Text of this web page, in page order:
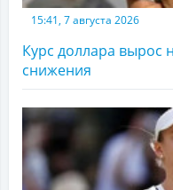
15:41, 7 августа 2026
Курс доллара вырос
снижения